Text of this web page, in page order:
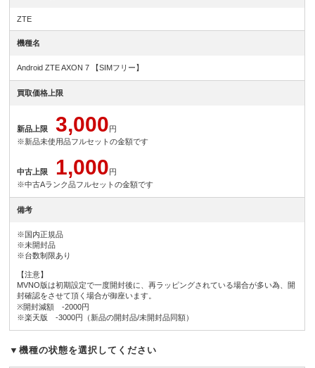
ZTE
機種名
Android ZTE AXON 7 【SIMフリー】
買取価格上限
新品上限 3,000円
※新品未使用品フルセットの金額です
中古上限 1,000円
※中古Aランク品フルセットの金額です
備考
※国内正規品
※未開封品
※台数制限あり
【注意】
MVNO版は初期設定で一度開封後に、再ラッピングされている場合が多い為、開
封確認をさせて頂く場合が御座います。
※開封減額 -2000円
※楽天版 -3000円（新品の開封品/未開封品同額）
▼機種の状態を選択してください